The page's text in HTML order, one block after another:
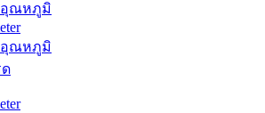
อุณหภูมิ
อุณหภูมิ
ด